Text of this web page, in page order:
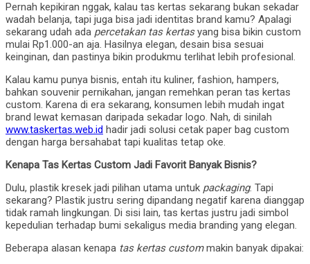
Pernah kepikiran nggak, kalau tas kertas sekarang bukan sekadar
wadah belanja, tapi juga bisa jadi identitas brand kamu? Apalagi
sekarang udah ada percetakan tas kertasyang bisa bikin custom
mulai Rp1.000-an aja. Hasilnya elegan, desain bisa sesuai
keinginan, dan pastinya bikin produkmu terlihat lebih profesional.
Kalau kamu punya bisnis, entah itu kuliner, fashion, hampers,
bahkan souvenir pernikahan, jangan remehkan peran tas kertas
custom. Karena di era sekarang, konsumen lebih mudah ingat
brand lewat kemasan daripada sekadar logo. Nah, di sinilah
www.taskertas.web.id hadir jadi solusi cetak paper bag custom
dengan harga bersahabat tapi kualitas tetap oke.
Kenapa Tas Kertas Custom Jadi Favorit Banyak Bisnis?
Dulu, plastik kresek jadi pilihan utama untuk packaging. Tapi
sekarang? Plastik justru sering dipandang negatif karena dianggap
tidak ramah lingkungan. Di sisi lain, tas kertas justru jadi simbol
kepedulian terhadap bumi sekaligus media branding yang elegan.
Beberapa alasan kenapa tas kertas custommakin banyak dipakai: